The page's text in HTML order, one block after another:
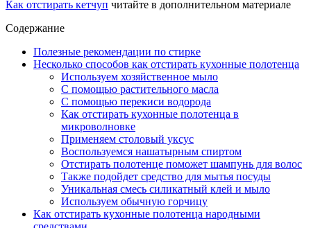
Как отстирать кетчуп читайте в дополнительном материале
Содержание
Полезные рекомендации по стирке
Несколько способов как отстирать кухонные полотенца
Используем хозяйственное мыло
С помощью растительного масла
С помощью перекиси водорода
Как отстирать кухонные полотенца в
микроволновке
Применяем столовый уксус
Воспользуемся нашатырным спиртом
Отстирать полотенце поможет шампунь для волос
Также подойдет средство для мытья посуды
Уникальная смесь силикатный клей и мыло
Используем обычную горчицу
Как отстирать кухонные полотенца народными